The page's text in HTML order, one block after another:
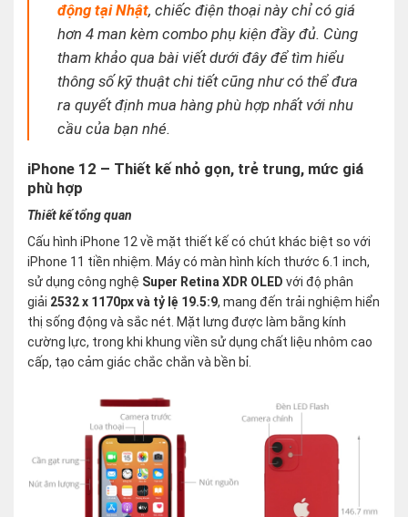
động tại Nhật, chiếc điện thoại này chỉ có giá
hơn 4 man kèm combo phụ kiện đầy đủ. Cùng
tham khảo qua bài viết dưới đây để tìm hiểu
thông số kỹ thuật chi tiết cũng như có thể đưa
ra quyết định mua hàng phù hợp nhất với nhu
cầu của bạn nhé.
iPhone 12 – Thiết kế nhỏ gọn, trẻ trung, mức giá
phù hợp
Thiết kế tổng quan
Cấu hình iPhone 12 về mặt thiết kế có chút khác biệt so với
iPhone 11 tiền nhiệm. Máy có màn hình kích thước 6.1 inch,
sử dụng công nghệ Super Retina XDR OLED với độ phân
giải 2532 x 1170px và tỷ lệ 19.5:9, mang đến trải nghiệm hiển
thị sống động và sắc nét. Mặt lưng được làm bằng kính
cường lực, trong khi khung viền sử dụng chất liệu nhôm cao
cấp, tạo cảm giác chắc chắn và bền bỉ.